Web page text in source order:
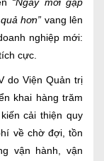
hơn” vang lên
nghiệp mới:
cực.
do Viện Quản trị
khai hàng trăm
cải thiện quy
về chờ đợi, tồn
vận hành, vận